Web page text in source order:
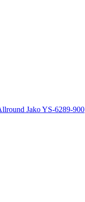
Jako YS-6289-900